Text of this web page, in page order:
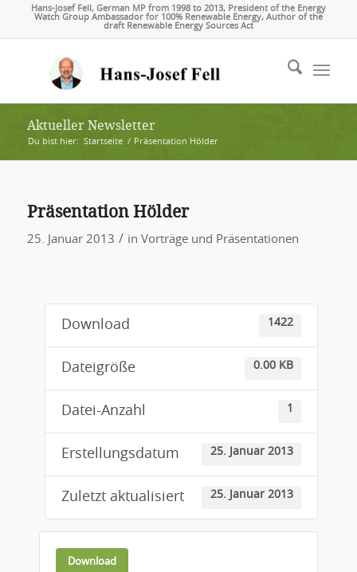
Hans-Josef Fell, German MP from 1998 to 2013, President of the Energy
Watch Group Ambassador for 100% Renewable Energy, Author of the
draft Renewable Energy Sources Act
Aktueller Newsletter
Du bist hier: Startseite / Präsentation Hölder
Präsentation Hölder
25. Januar 2013 / in Vorträge und Präsentationen
Download 1422
Dateigröße 0.00 KB
Datei-Anzahl 1
Erstellungsdatum 25. Januar 2013
Zuletzt aktualisiert 25. Januar 2013
Download